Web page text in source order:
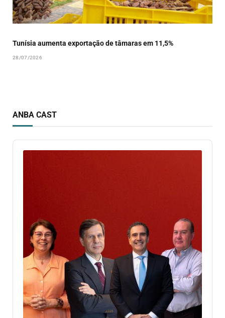
Tunísia aumenta exportação de tâmaras em 11,5%
28/07/2026
ANBA CAST
Audio
Player